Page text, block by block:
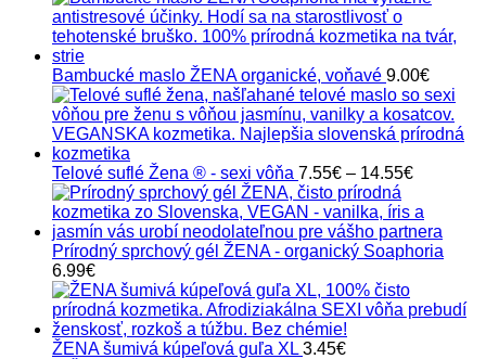
Bambucké maslo ŽENA organické, voňavé 9.00€
Telové suflé Žena ® - sexi vôňa 7.55€ – 14.55€Price
7.55€
through
14.55€
Prírodný sprchový gél ŽENA - organický Soaphoria
6.99€
ŽENA šumivá kúpeľová guľa XL 3.45€